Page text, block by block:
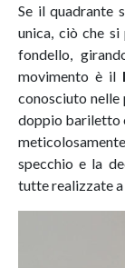
Se il quadrante
unica, ciò che
fondello,
movimento è il
conosciuto nelle
doppio bariletto
specchio e la
tutte realizzate a